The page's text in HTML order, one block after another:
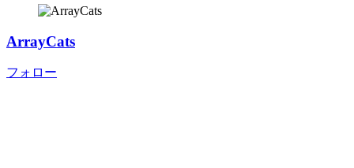
ArrayCats
フォロー